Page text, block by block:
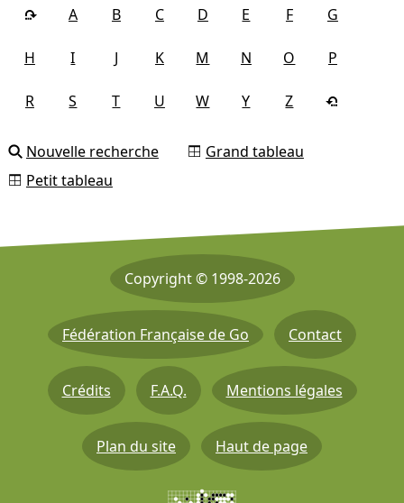
A B C D E F G
H I J K M N O P
R S T U W Y Z
Nouvelle recherche
Grand tableau
Petit tableau
Copyright © 1998-2026
Fédération Française de Go Contact
Crédits F.A.Q. Mentions légales
Plan du site Haut de page